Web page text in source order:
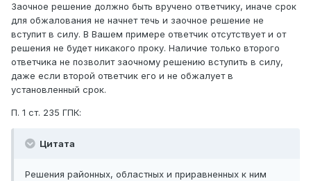
Заочное решение должно быть вручено ответчику, иначе срок
для обжалования не начнет течь и заочное решение не
вступит в силу. В Вашем примере ответчик отсутствует и от
решения не будет никакого проку. Наличие только второго
ответчика не позволит заочному решению вступить в силу,
даже если второй ответчик его и не обжалует в
установленный срок.
П. 1 ст. 235 ГПК:
Цитата
Решения районных, областных и приравненных к ним